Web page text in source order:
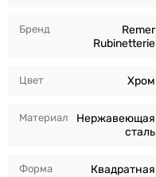
Бренд
Remer
Rubinetterie
Цвет Хром
Материал
Нержавеющая
сталь
Форма Квадратная